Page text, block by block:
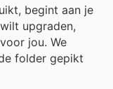
begint aan je
upgraden,
jou. We
folder gepikt